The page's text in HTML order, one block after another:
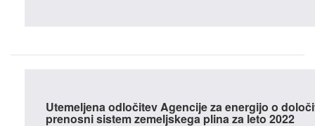
Utemeljena odločitev Agencije za energijo o
prenosni sistem zemeljskega plina za leto 2022